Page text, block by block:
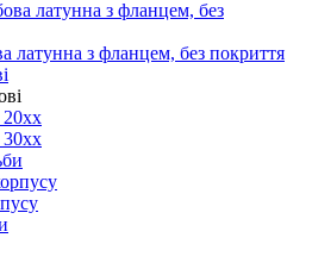
латунна з фланцем, без покриття